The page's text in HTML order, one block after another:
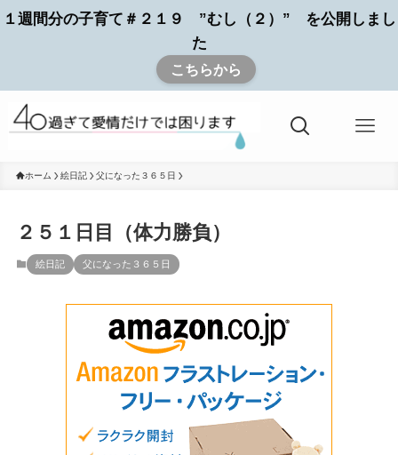
１週間分の子育て＃２１９ ”むし（２）” を公開しまし
た
こちらから
ホーム 絵日記 父になった３６５日
２５１日目（体力勝負）
絵日記 父になった３６５日